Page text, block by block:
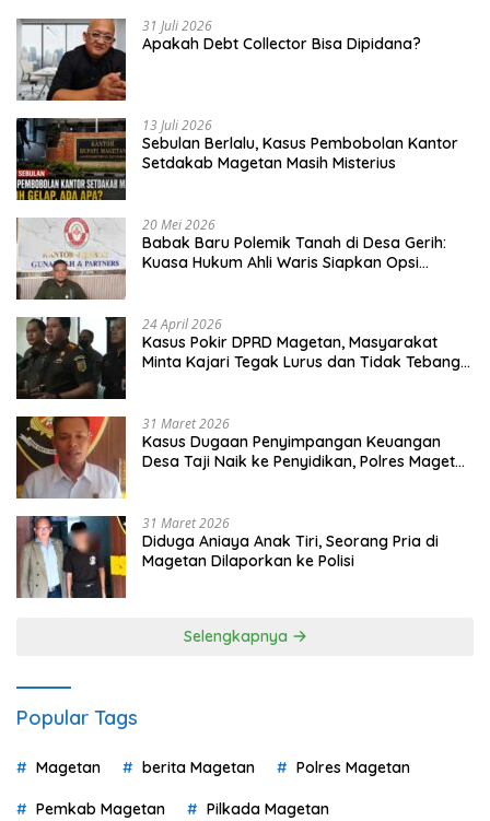
31 Juli 2026
Apakah Debt Collector Bisa Dipidana?
13 Juli 2026
Sebulan Berlalu, Kasus Pembobolan Kantor
Setdakab Magetan Masih Misterius
20 Mei 2026
Babak Baru Polemik Tanah di Desa Gerih:
Kuasa Hukum Ahli Waris Siapkan Opsi
24 April 2026
Kasus Pokir DPRD Magetan, Masyarakat
Minta Kajari Tegak Lurus dan Tidak Tebang
31 Maret 2026
Kasus Dugaan Penyimpangan Keuangan
Desa Taji Naik ke Penyidikan, Polres Magetan
31 Maret 2026
Diduga Aniaya Anak Tiri, Seorang Pria di
Magetan Dilaporkan ke Polisi
Selengkapnya
Popular Tags
Magetan berita Magetan Polres Magetan
Pemkab Magetan Pilkada Magetan